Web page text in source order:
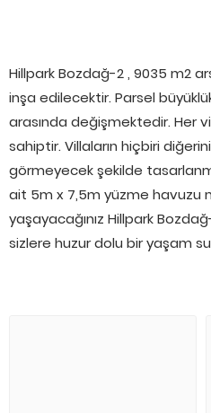
Hillpark Bozdağ-2 , 9035 m2
inşa edilecektir. Parsel
arasında değişmektedir. Her
sahiptir. Villaların hiçbiri
görmeyecek şekilde
ait 5m x 7,5m yüzme havuzu
yaşayacağınız Hillpark
sizlere huzur dolu bir yaşam